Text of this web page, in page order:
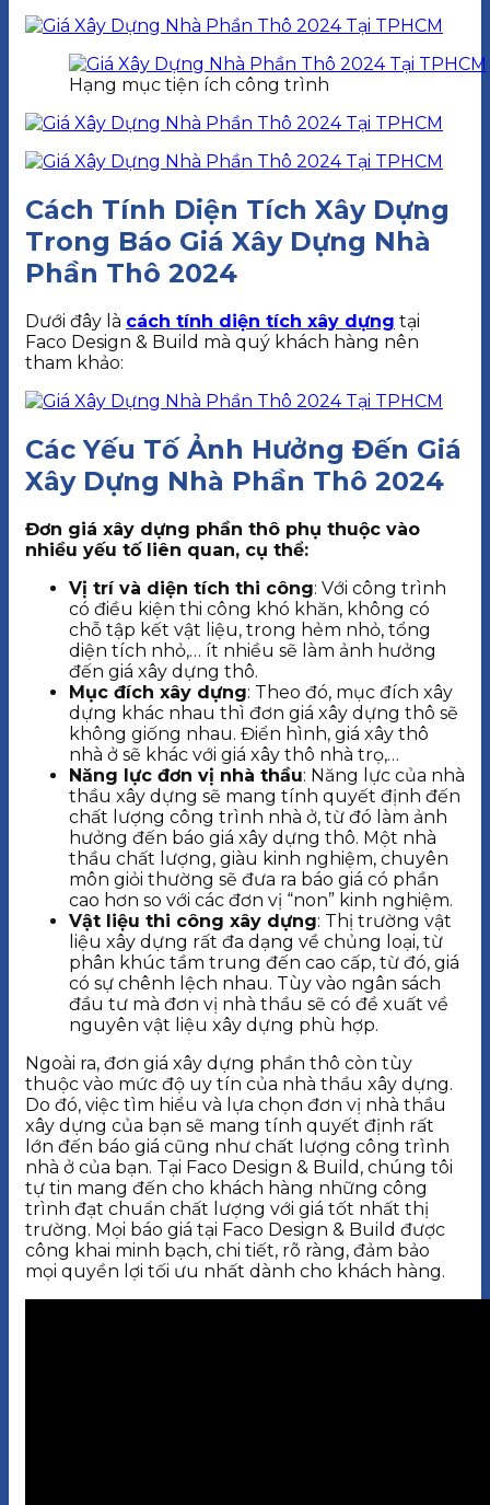
Hạng mục tiện ích công trình
Cách Tính Diện Tích Xây Dựng
Trong Báo Giá Xây Dựng Nhà
Phần Thô 2024
Dưới đây là cách tính diện tích xây dựng tại
Faco Design & Build mà quý khách hàng nên
tham khảo:
Các Yếu Tố Ảnh Hưởng Đến Giá
Xây Dựng Nhà Phần Thô 2024
Đơn giá xây dựng phần thô phụ thuộc vào
nhiều yếu tố liên quan, cụ thể:
Vị trí và diện tích thi công: Với công trình
có điều kiện thi công khó khăn, không có
chỗ tập kết vật liệu, trong hẻm nhỏ, tổng
diện tích nhỏ,… ít nhiều sẽ làm ảnh hưởng
đến giá xây dựng thô.
Mục đích xây dựng: Theo đó, mục đích xây
dựng khác nhau thì đơn giá xây dựng thô sẽ
không giống nhau. Điển hình, giá xây thô
nhà ở sẽ khác với giá xây thô nhà trọ,…
Năng lực đơn vị nhà thầu: Năng lực của nhà
thầu xây dựng sẽ mang tính quyết định đến
chất lượng công trình nhà ở, từ đó làm ảnh
hưởng đến báo giá xây dựng thô. Một nhà
thầu chất lượng, giàu kinh nghiệm, chuyên
môn giỏi thường sẽ đưa ra báo giá có phần
cao hơn so với các đơn vị “non” kinh nghiệm.
Vật liệu thi công xây dựng: Thị trường vật
liệu xây dựng rất đa dạng về chủng loại, từ
phân khúc tầm trung đến cao cấp, từ đó, giá
có sự chênh lệch nhau. Tùy vào ngân sách
đầu tư mà đơn vị nhà thầu sẽ có đề xuất về
nguyên vật liệu xây dựng phù hợp.
Ngoài ra, đơn giá xây dựng phần thô còn tùy
thuộc vào mức độ uy tín của nhà thầu xây dựng.
Do đó, việc tìm hiểu và lựa chọn đơn vị nhà thầu
xây dựng của bạn sẽ mang tính quyết định rất
lớn đến báo giá cũng như chất lượng công trình
nhà ở của bạn. Tại Faco Design & Build, chúng tôi
tự tin mang đến cho khách hàng những công
trình đạt chuẩn chất lượng với giá tốt nhất thị
trường. Mọi báo giá tại Faco Design & Build được
công khai minh bạch, chi tiết, rõ ràng, đảm bảo
mọi quyền lợi tối ưu nhất dành cho khách hàng.